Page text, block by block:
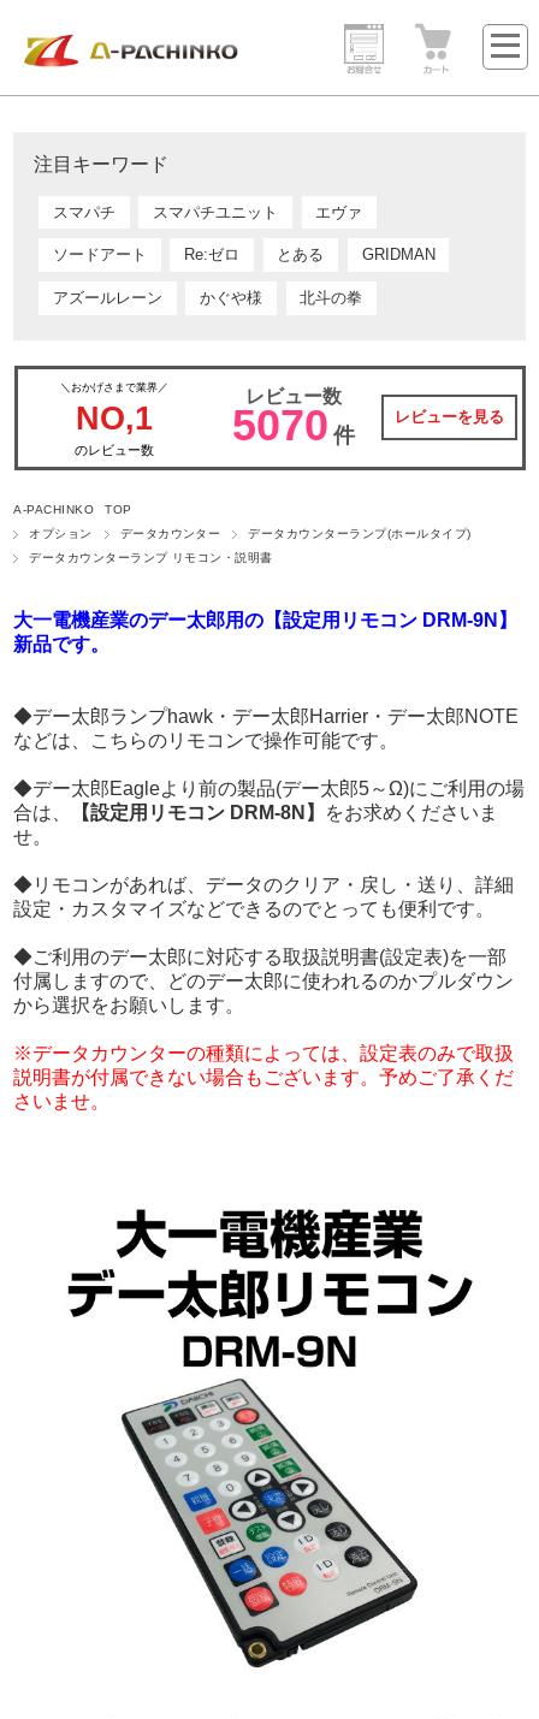
注目キーワード
スマパチ スマパチユニット エヴァ
ソードアート Re:ゼロ とある GRIDMAN
アズールレーン かぐや様 北斗の拳
＼おかげさまで業界／
NO,1
のレビュー数
レビュー数
5070 件
レビューを見る
A-PACHINKO TOP
オプション
データカウンター
データカウンターランプ(ホールタイプ)
データカウンターランプ リモコン・説明書
大一電機産業のデー太郎用の【設定用リモコン DRM-9N】
新品です。
◆デー太郎ランプhawk・デー太郎Harrier・デー太郎NOTE
などは、こちらのリモコンで操作可能です。
◆デー太郎Eagleより前の製品(デー太郎5～Ω)にご利用の場
合は、
【設定用リモコン DRM-8N】
をお求めくださいま
せ。
◆リモコンがあれば、データのクリア・戻し・送り、詳細
設定・カスタマイズなどできるのでとっても便利です。
◆ご利用のデー太郎に対応する取扱説明書(設定表)を一部
付属しますので、どのデー太郎に使われるのかプルダウン
から選択をお願いします。
※データカウンターの種類によっては、設定表のみで取扱
説明書が付属できない場合もございます。予めご了承くだ
さいませ。